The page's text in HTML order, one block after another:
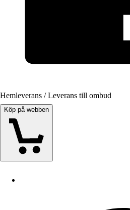
Hemleverans / Leverans till ombud
Köp på webben